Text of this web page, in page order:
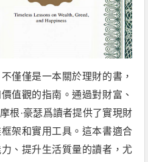
僅僅是一本關於理財的書，
值觀的指南。通過對財富、
根·豪瑟爲讀者提供了實現財
架和實用工具。這本書適合
、提升生活質量的讀者，尤